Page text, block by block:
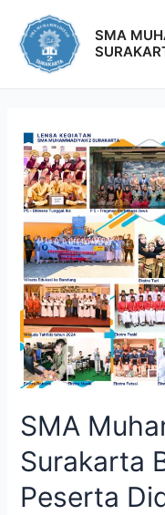
SMA
SMA
Surakarta
Peserta